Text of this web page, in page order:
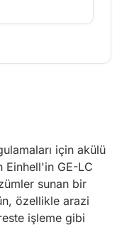
için akülü
Einhell'in GE-LC
sunan bir
özellikle arazi
işleme gibi